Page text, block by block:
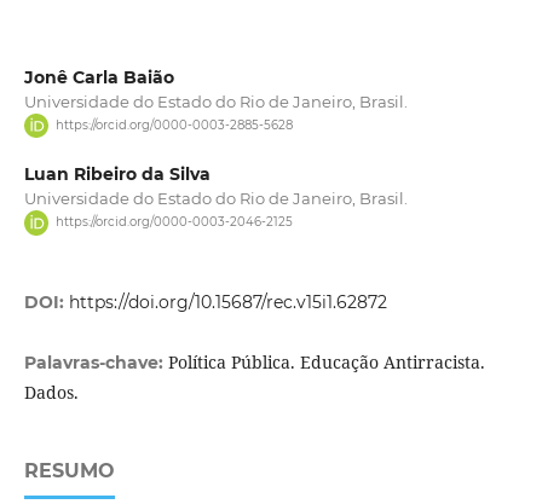
Jonê Carla Baião
Universidade do Estado do Rio de Janeiro, Brasil.
https://orcid.org/0000-0003-2885-5628
Luan Ribeiro da Silva
Universidade do Estado do Rio de Janeiro, Brasil.
https://orcid.org/0000-0003-2046-2125
DOI: https://doi.org/10.15687/rec.v15i1.62872
Palavras-chave: Política Pública. Educação Antirracista.
Dados.
RESUMO